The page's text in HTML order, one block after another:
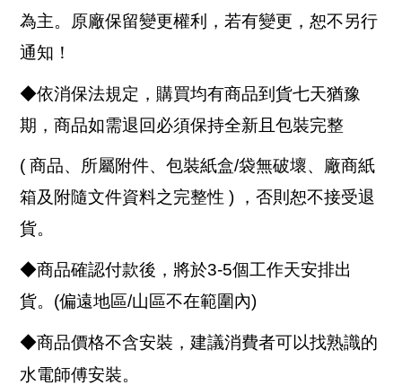
為主。原廠保留變更權利，若有變更，恕不另行
通知！
◆依消保法規定，購買均有商品到貨七天猶豫
期，商品如需退回必須保持全新且包裝完整
( 商品、所屬附件、包裝紙盒/袋無破壞、廠商紙
箱及附隨文件資料之完整性 ) ，否則恕不接受退
貨。
◆商品確認付款後，將於3-5個工作天安排出
貨。(偏遠地區/山區不在範圍內)
◆商品價格不含安裝，建議消費者可以找熟識的
水電師傅安裝。